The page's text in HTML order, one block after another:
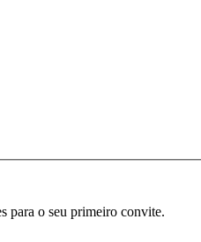
para o seu primeiro convite.